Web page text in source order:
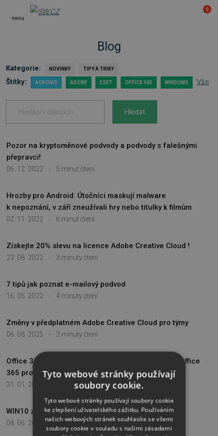
menu
0
Blog
Kategorie: NOVINKY TIPY A TRIKY
Štítky: ACRONIS ADOBE ESET OFFICE 365 WINDOWS Vše
Hledat
06. 12. 2022 - 5 minut čtení
Pozor na kryptoměnové podvody a podvody s falešnými
přepravci!
02. 11. 2022 - 6 minut čtení
Hrozby pro Android: Útočníci maskují malware
k nepoznání, v září zneužívali hry nebo titulky k filmům
23. 08. 2022 - 3 minuty čtení
Získejte 20% slevu na licence Adobe Creative Cloud !
16. 05. 2022 - 4 minuty čtení
7 tipů jak poznat e-mailový podvod
06. 08. 2025 - 2 minuty čtení
Změny v předplatném Adobe Creative Cloud pro týmy
31. 01. 2017 2 minuty čtení
Office 365 - Jak prodloužit platnost předplatného Office
365 pro domácnosti
08. 06. 2016 - 2 minuty čtení
WIN10 zvyšuje požadavky na PC
Tyto webové stránky používají
soubory cookie.
Tyto webové stránky používají soubory cookie
ke zlepšení uživatelského zážitku. Používáním
našich webových stránek souhlasíte se všemi
soubory cookie v souladu s našimi zásadami